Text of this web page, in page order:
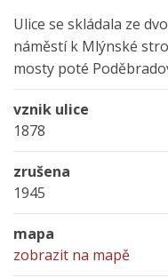
Ulice se skládala ze
náměstí k Mlýnské
mosty poté
vznik ulice
1878
zrušena
1945
mapa
zobrazit na mapě